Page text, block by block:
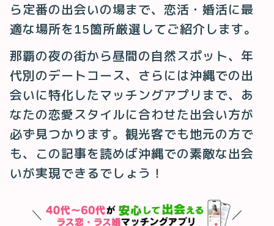
ら定番の出会いの場まで、恋活・婚活に最
適な場所を15箇所厳選してご紹介します。
那覇の夜の街から昼間の自然スポット、年
代別のデートコース、さらには沖縄での出
会いに特化したマッチングアプリまで、あ
なたの恋愛スタイルに合わせた出会い方が
必ず見つかります。観光客でも地元の方で
も、この記事を読めば沖縄での素敵な出会
いが実現できるでしょう！